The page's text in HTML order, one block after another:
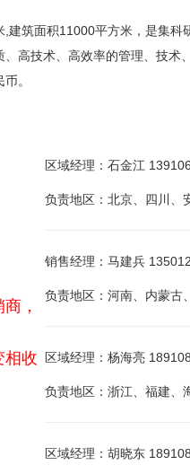
筑面积11000平方米，是集科
高技术、高效率的管理、技术
。
，
相收
区域经理：石金江
负责地区：北京、四川、
销售经理：马建兵
负责地区：河南、内蒙古
区域经理：杨海亮
负责地区：浙江、福建、
区域经理：胡晓东